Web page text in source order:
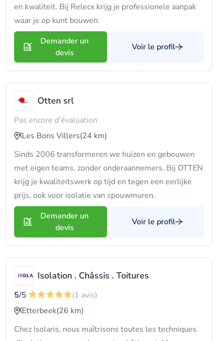
en kwaliteit. Bij Relecx krijg je professionele aanpak
waar je op kunt bouwen.
Demander un
devis
Voir le profil
Otten srl
Pas encore d'évaluation
Les Bons Villers(24 km)
Sinds 2006 transformeren we huizen en gebouwen
met eigen teams, zonder onderaannemers. Bij OTTEN
krijg je kwaliteitswerk op tijd en tegen een eerlijke
prijs, ook voor isolatie van spouwmuren.
Demander un
devis
Voir le profil
Isolation . Châssis . Toitures
5/5
(1 avis)
Etterbeek(26 km)
Chez Isolaris, nous maîtrisons toutes les techniques